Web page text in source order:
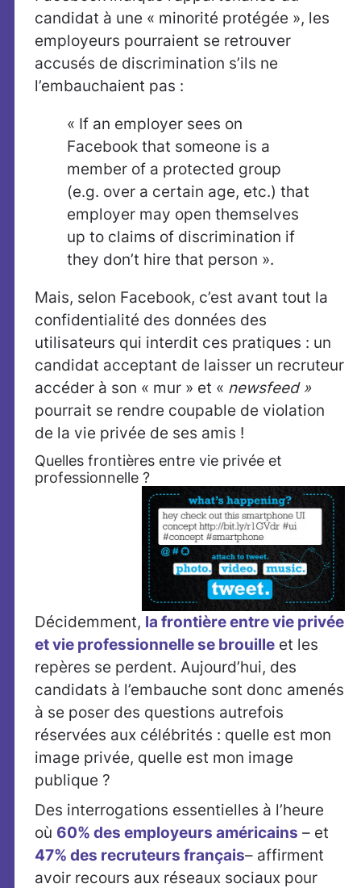
candidat à une « minorité protégée », les
employeurs pourraient se retrouver
accusés de discrimination s’ils ne
l’embauchaient pas :
« If an employer sees on
Facebook that someone is a
member of a protected group
(e.g. over a certain age, etc.) that
employer may open themselves
up to claims of discrimination if
they don’t hire that person ».
Mais, selon Facebook, c’est avant tout la
confidentialité des données des
utilisateurs qui interdit ces pratiques : un
candidat acceptant de laisser un recruteur
accéder à son « mur » et « newsfeed »
pourrait se rendre coupable de violation
de la vie privée de ses amis !
Quelles frontières entre vie privée et
professionnelle ?
Décidemment, la frontière entre vie privée
et vie professionnelle se brouille et les
repères se perdent. Aujourd’hui, des
candidats à l’embauche sont donc amenés
à se poser des questions autrefois
réservées aux célébrités : quelle est mon
image privée, quelle est mon image
publique ?
Des interrogations essentielles à l’heure
où 60% des employeurs américains – et
47% des recruteurs français– affirment
avoir recours aux réseaux sociaux pour